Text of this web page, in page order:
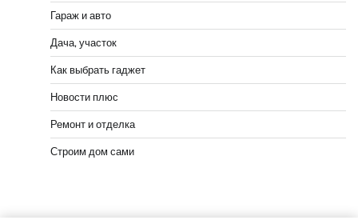
Гараж и авто
Дача, участок
Как выбрать гаджет
Новости плюс
Ремонт и отделка
Строим дом сами